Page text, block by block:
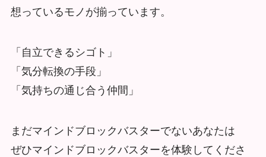
想っているモノが揃っています。
「自立できるシゴト」
「気分転換の手段」
「気持ちの通じ合う仲間」
まだマインドブロックバスターでないあなたは
ぜひマインドブロックバスターを体験してくださ